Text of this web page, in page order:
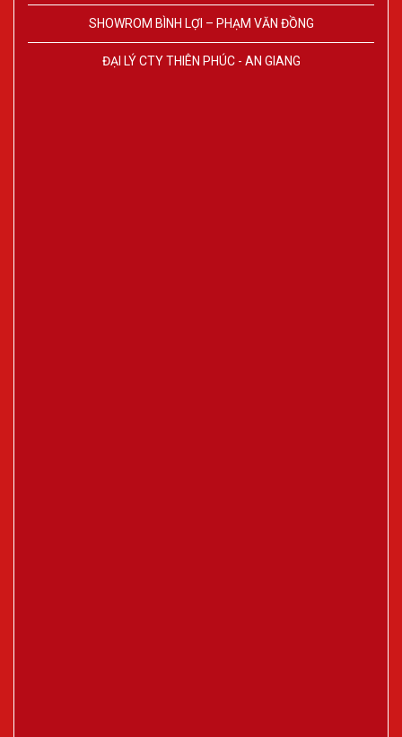
SHOWROM BÌNH LỢI – PHẠM VĂN ĐỒNG
ĐẠI LÝ CTY THIÊN PHÚC - AN GIANG